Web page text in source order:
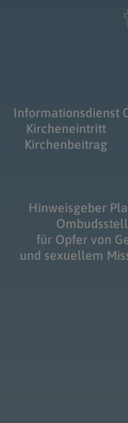
Informationsdienst
Kircheneintritt
Kirchenbeitrag
Hinweisgeber
für Opfer von
und sexuellem